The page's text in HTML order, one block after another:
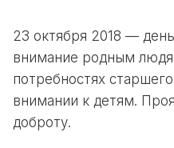
23 октября 2018 —
внимание родным
потребностях
внимании к детям.
доброту.